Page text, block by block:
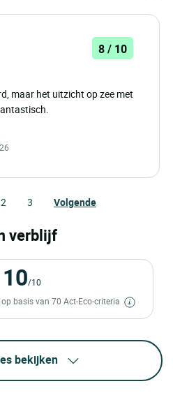
8 / 10
maar het uitzicht op zee met
2 3 Volgende
verblijf
10/10
op basis van 70 Act-Eco-criteria
bekijken